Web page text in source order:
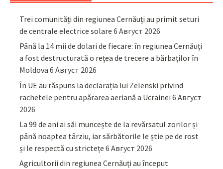
Trei comunități din regiunea Cernăuți au primit seturi
de centrale electrice solare 6 Август 2026
Până la 14 mii de dolari de fiecare: în regiunea Cernăuți
a fost destructurată o rețea de trecere a bărbaților în
Moldova 6 Август 2026
În UE au răspuns la declarația lui Zelenski privind
rachetele pentru apărarea aeriană a Ucrainei 6 Август
2026
La 99 de ani ai săi muncește de la revărsatul zorilor și
până noaptea târziu, iar sărbătorile le știe pe de rost
și le respectă cu strictețe 6 Август 2026
Agricultorii din regiunea Cernăuți au început